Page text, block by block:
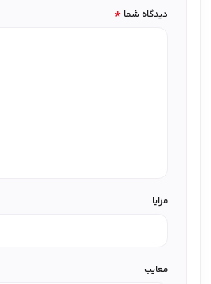
دیدگاه شما *
مزایا
معایب